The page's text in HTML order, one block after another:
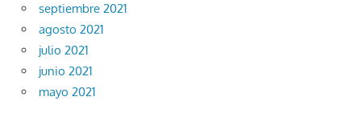
septiembre 2021
agosto 2021
julio 2021
junio 2021
mayo 2021